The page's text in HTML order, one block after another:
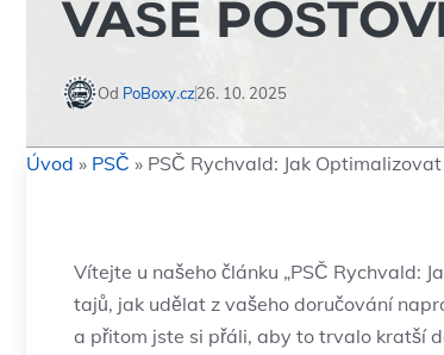
VAŠE
Od PoBoxy.cz26. 10. 2025
Úvod » PSČ » PSČ Rychvald: Jak
Vítejte u našeho článku „PSČ Rychvald:
tajů, jak udělat z vašeho doručování
a přitom jste si přáli, aby to trvalo kratší